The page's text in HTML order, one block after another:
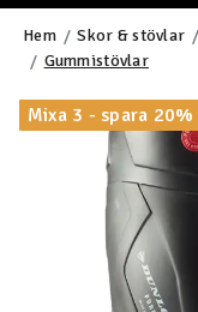
Hem Skor & stövlar
Gummistövlar
Mixa 3 - spara 20%